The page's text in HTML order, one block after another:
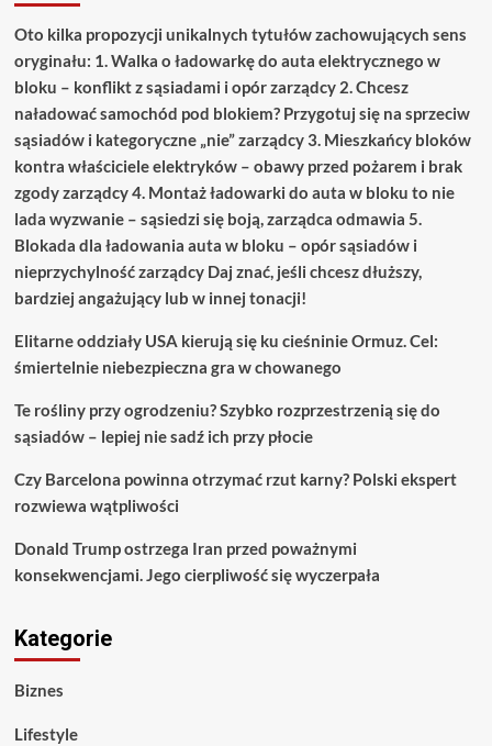
Oto kilka propozycji unikalnych tytułów zachowujących sens
oryginału: 1. Walka o ładowarkę do auta elektrycznego w
bloku – konflikt z sąsiadami i opór zarządcy 2. Chcesz
naładować samochód pod blokiem? Przygotuj się na sprzeciw
sąsiadów i kategoryczne „nie” zarządcy 3. Mieszkańcy bloków
kontra właściciele elektryków – obawy przed pożarem i brak
zgody zarządcy 4. Montaż ładowarki do auta w bloku to nie
lada wyzwanie – sąsiedzi się boją, zarządca odmawia 5.
Blokada dla ładowania auta w bloku – opór sąsiadów i
nieprzychylność zarządcy Daj znać, jeśli chcesz dłuższy,
bardziej angażujący lub w innej tonacji!
Elitarne oddziały USA kierują się ku cieśninie Ormuz. Cel:
śmiertelnie niebezpieczna gra w chowanego
Te rośliny przy ogrodzeniu? Szybko rozprzestrzenią się do
sąsiadów – lepiej nie sadź ich przy płocie
Czy Barcelona powinna otrzymać rzut karny? Polski ekspert
rozwiewa wątpliwości
Donald Trump ostrzega Iran przed poważnymi
konsekwencjami. Jego cierpliwość się wyczerpała
Kategorie
Biznes
Lifestyle